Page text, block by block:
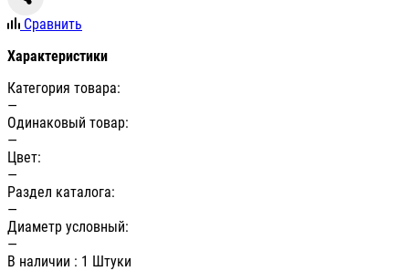
Сравнить
Характеристики
Категория товара:
—
Одинаковый товар:
—
Цвет:
—
Раздел каталога:
—
Диаметр условный:
—
В наличии : 1 Штуки